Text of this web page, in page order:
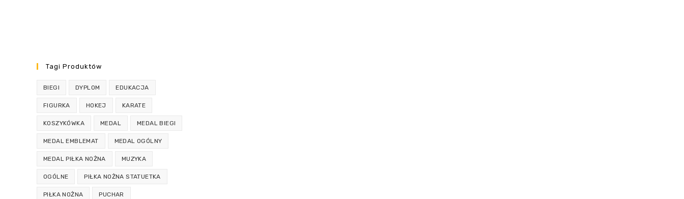
Tagi Produktów
BIEGI DYPLOM EDUKACJA
FIGURKA HOKEJ KARATE
KOSZYKÓWKA MEDAL MEDAL BIEGI
MEDAL EMBLEMAT MEDAL OGÓLNY
MEDAL PIŁKA NOŻNA MUZYKA
OGÓLNE PIŁKA NOŻNA STATUETKA
PIŁKA NOŻNA PUCHAR